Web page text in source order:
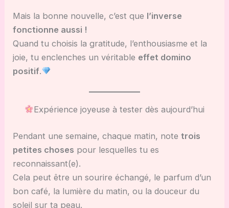
Mais la bonne nouvelle, c’est que l’inverse
fonctionne aussi !
Quand tu choisis la gratitude, l’enthousiasme et la
joie, tu enclenches un véritable effet domino
positif.
Expérience joyeuse à tester dès aujourd’hui
Pendant une semaine, chaque matin, notetrois
petites choses pour lesquelles tu es
reconnaissant(e).
Cela peut être un sourire échangé, le parfum d’un
bon café, la lumière du matin, ou la douceur du
soleil sur ta peau.